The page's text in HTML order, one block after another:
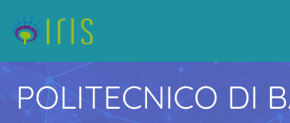
POLITECNICO DI